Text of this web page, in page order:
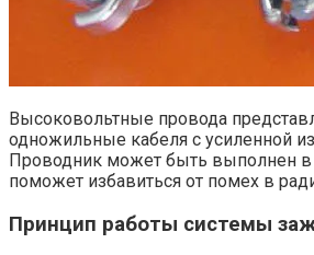
Высоковольтные провода
одножильные кабеля с усиленной
Проводник может быть выполнен в
поможет избавиться от помех в
Принцип работы системы